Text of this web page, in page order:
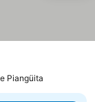
Piangüita